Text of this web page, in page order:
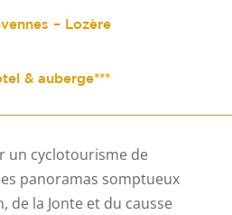
– Lozère
& auberge***
un cyclotourisme de
panoramas somptueux
de la Jonte et du causse